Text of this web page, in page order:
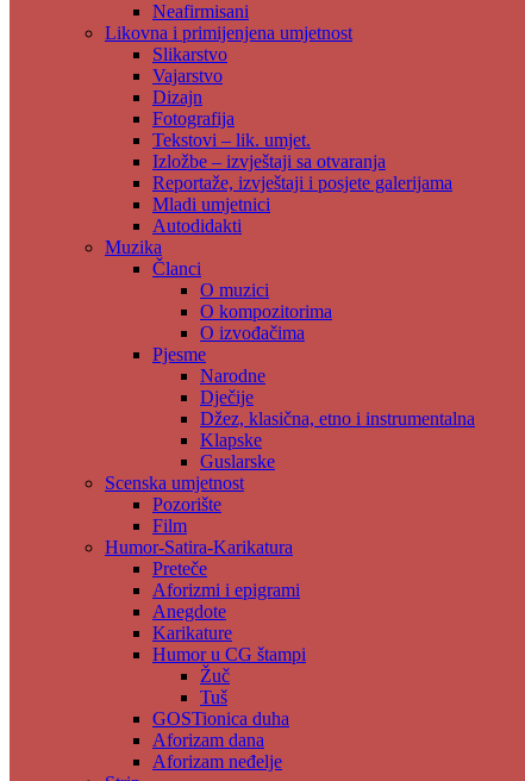
Neafirmisani
Likovna i primijenjena umjetnost
Slikarstvo
Vajarstvo
Dizajn
Fotografija
Tekstovi – lik. umjet.
Izložbe – izvještaji sa otvaranja
Reportaže, izvještaji i posjete galerijama
Mladi umjetnici
Autodidakti
Muzika
Članci
O muzici
O kompozitorima
O izvođačima
Pjesme
Narodne
Dječije
Džez, klasična, etno i instrumentalna
Klapske
Guslarske
Scenska umjetnost
Pozorište
Film
Humor-Satira-Karikatura
Preteče
Aforizmi i epigrami
Anegdote
Karikature
Humor u CG štampi
Žuč
Tuš
GOSTionica duha
Aforizam dana
Aforizam neđelje